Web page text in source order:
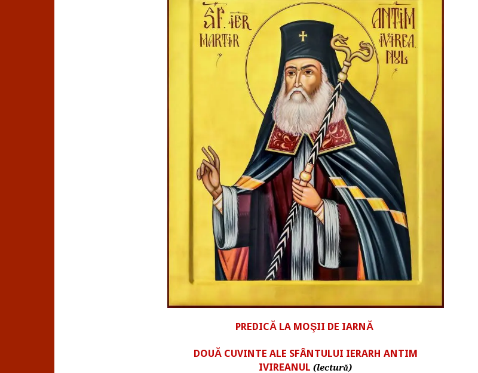
PREDICĂ LA MOŞII DE IARNĂ
DOUĂ CUVINTE ALE SFÂNTULUI IERARH ANTIM
IVIREANUL (lectură)